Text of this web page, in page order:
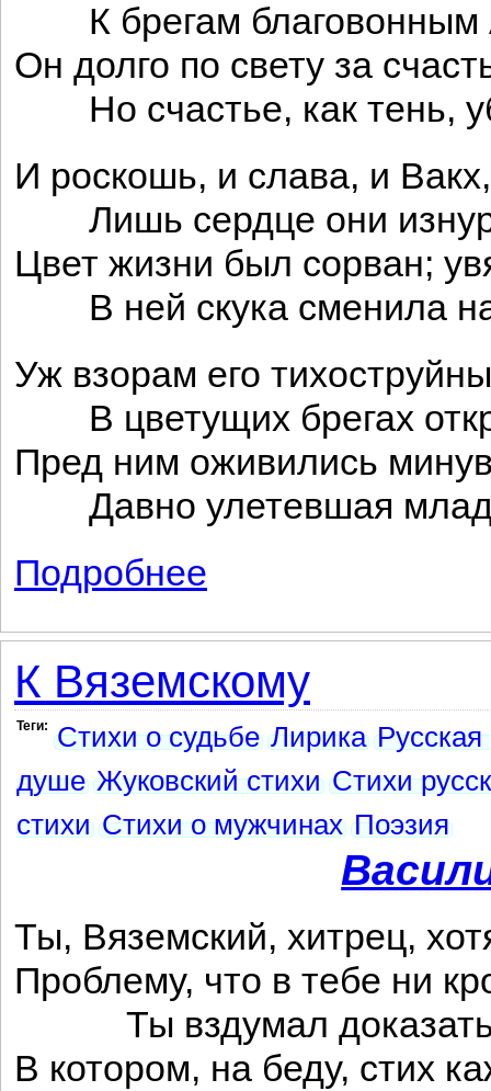
К брегам благовонным
Он долго по свету за
Но счастье, как тень,
И роскошь, и слава, и
Лишь сердце они
Цвет жизни был сорван;
В ней скука сменила
Уж взорам его
В цветущих брегах
Пред ним оживились
Давно улетевшая
Подробнее
К Вяземскому
Теги: Стихи о судьбе Лирика Русская
душе Жуковский стихи Стихи
стихи Стихи о мужчинах Поэзия
Ты, Вяземский, хитрец,
Проблему, что в тебе ни
Ты вздумал доказать
В котором, на беду, стих